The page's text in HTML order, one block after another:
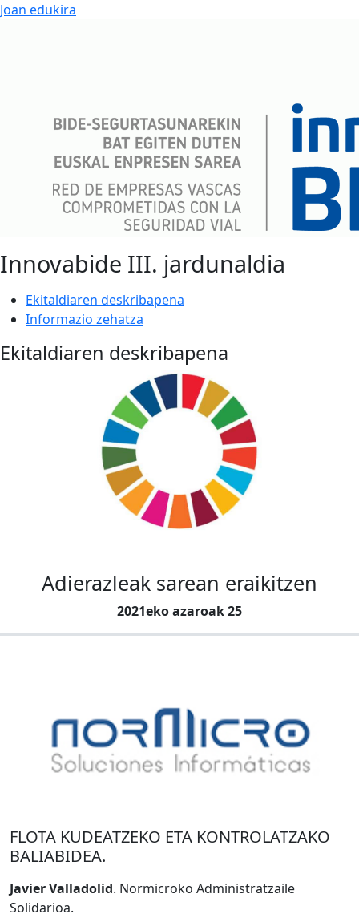
Joan edukira
Innovabide III. jardunaldia
Ekitaldiaren deskribapena
Informazio zehatza
Ekitaldiaren deskribapena
Adierazleak sarean eraikitzen
2021eko azaroak 25
FLOTA KUDEATZEKO ETA KONTROLATZAKO
BALIABIDEA.
Javier Valladolid. Normicroko Administratzaile
Solidarioa.